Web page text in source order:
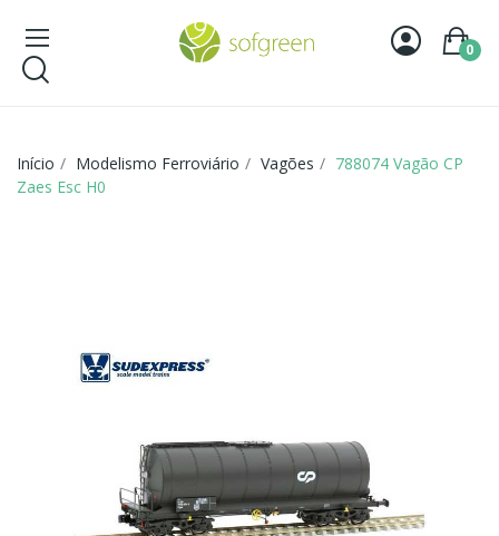
0
Início Modelismo Ferroviário Vagões
788074 Vagão CP
Zaes Esc H0